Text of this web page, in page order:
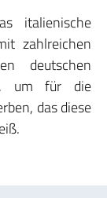
italienische
zahlreichen
deutschen
um für die
das diese